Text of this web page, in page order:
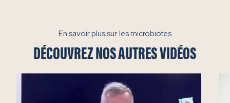
En savoir plus sur les microbiotes
DÉCOUVREZ NOS AUTRES VIDÉOS